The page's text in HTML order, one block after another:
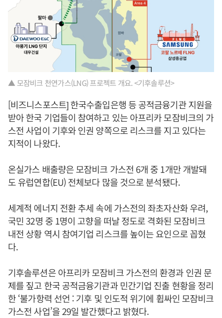
▲ 모잠비크 천연가스(LNG) 프로젝트 개요. <기후솔루션>
[비즈니스포스트] 한국수출입은행 등 공적금융기관 지원을
받아 한국 기업들이 참여하고 있는 아프리카 모잠비크의 가
스전 사업이 기후와 인권 양쪽으로 리스크를 지고 있다는
지적이 나왔다.
온실가스 배출량은 모잠비크 가스전 6개 중 1개만 개발돼
도 유럽연합(EU) 전체보다 많을 것으로 분석됐다.
세계적 에너지 전환 추세 속에 가스전의 좌초자산화 우려,
국민 32명 중 1명이 고향을 떠날 정도로 격화된 모잠비크
내전 상황 역시 참여기업 리스크를 높이는 요인으로 꼽혔
다.
기후솔루션은 아프리카 모잠비크 가스전의 환경과 인권 문
제를 짚고 한국 공적금융기관과 민간기업 진출 현황을 정리
한 ‘불가항력 선언 : 기후 및 인도적 위기에 휩싸인 모잠비크
가스전 사업’을 29일 발간했다고 밝혔다.